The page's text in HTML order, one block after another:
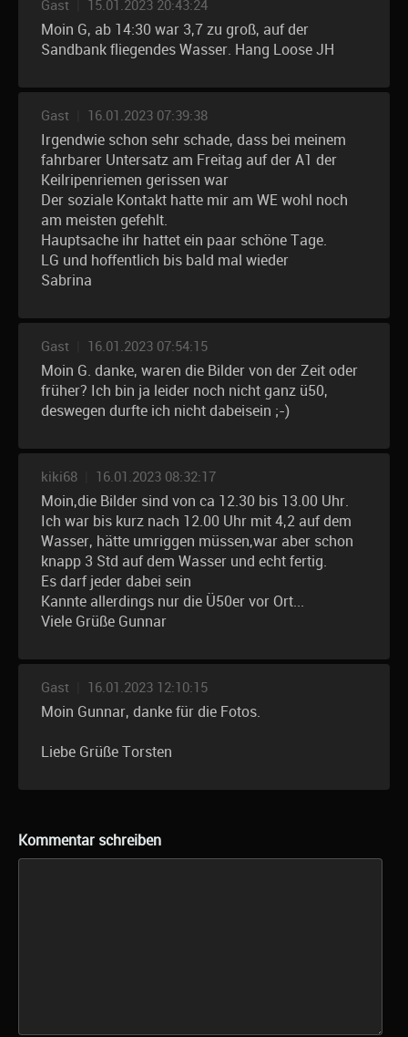
Gast 15.01.2023 20:43:24
Moin G, ab 14:30 war 3,7 zu groß, auf der
Sandbank fliegendes Wasser. Hang Loose JH
Gast 16.01.2023 07:39:38
Irgendwie schon sehr schade, dass bei meinem
fahrbarer Untersatz am Freitag auf der A1 der
Keilripenriemen gerissen war
Der soziale Kontakt hatte mir am WE wohl noch
am meisten gefehlt.
Hauptsache ihr hattet ein paar schöne Tage.
LG und hoffentlich bis bald mal wieder
Sabrina
Gast 16.01.2023 07:54:15
Moin G. danke, waren die Bilder von der Zeit oder
früher? Ich bin ja leider noch nicht ganz ü50,
deswegen durfte ich nicht dabeisein ;-)
kiki68 16.01.2023 08:32:17
Moin,die Bilder sind von ca 12.30 bis 13.00 Uhr.
Ich war bis kurz nach 12.00 Uhr mit 4,2 auf dem
Wasser, hätte umriggen müssen,war aber schon
knapp 3 Std auf dem Wasser und echt fertig.
Es darf jeder dabei sein
Kannte allerdings nur die Ü50er vor Ort...
Viele Grüße Gunnar
Gast 16.01.2023 12:10:15
Moin Gunnar, danke für die Fotos.
Liebe Grüße Torsten
Kommentar schreiben